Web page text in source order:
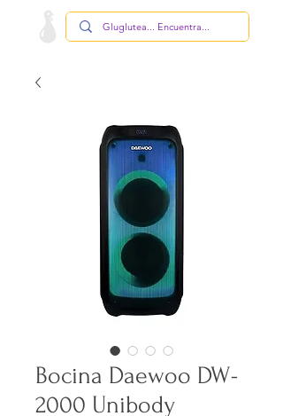
Bocina Daewoo DW-
2000 Unibody